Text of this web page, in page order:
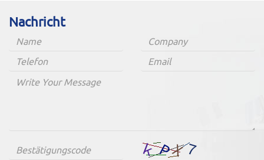
Nachricht